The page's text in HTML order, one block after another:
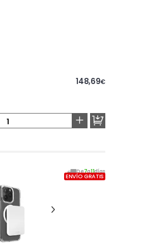
148,69€
+
De7a11días
ENVÍO GRATIS